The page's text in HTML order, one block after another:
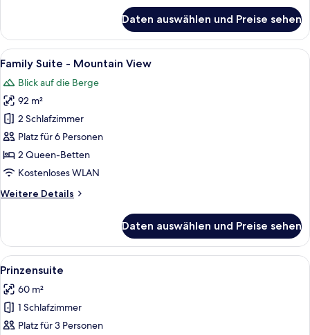
-
Mountain
View
Daten auswählen und Preise sehen
Alle
Fotos
für
Family
Suite
-
Mountain
View
Ein gemütliches Wohnzimmer mit
6
Family Suite - Mountain View
Blick auf die Berge
92 m²
2 Schlafzimmer
Platz für 6 Personen
2 Queen-Betten
Kostenloses WLAN
Weitere Details
Weitere
Suite
Mountain
Daten auswählen und Preise sehen
Alle
Fotos
für
Prinzensuite
anzeigen
Ein Schlafzimmer mit Bett,
6
Prinzensuite
60 m²
1 Schlafzimmer
Platz für 3 Personen